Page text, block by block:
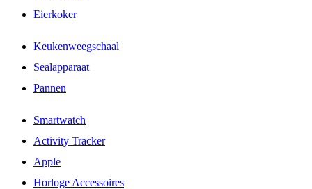
Eierkoker
Keukenweegschaal
Sealapparaat
Pannen
Smartwatch
Activity Tracker
Apple
Horloge Accessoires